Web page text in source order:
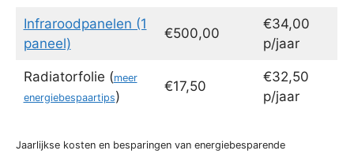
Infraroodpanelen (1
paneel)
€500,00
€34,00
p/jaar
Radiatorfolie (meer
energiebespaartips)
€17,50
€32,50
p/jaar
Jaarlijkse kosten en besparingen van energiebesparende